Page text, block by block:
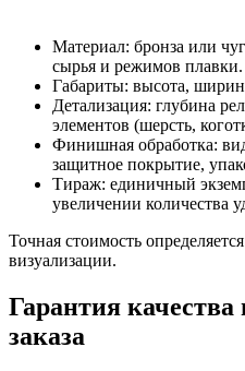
Материал: бронза или
сырья и режимов плавки.
Габариты: высота,
Детализация: глубина
элементов (шерсть,
Финишная обработка:
защитное покрытие,
Тираж: единичный
увеличении количества
Точная стоимость
визуализации.
Гарантия качества
заказа